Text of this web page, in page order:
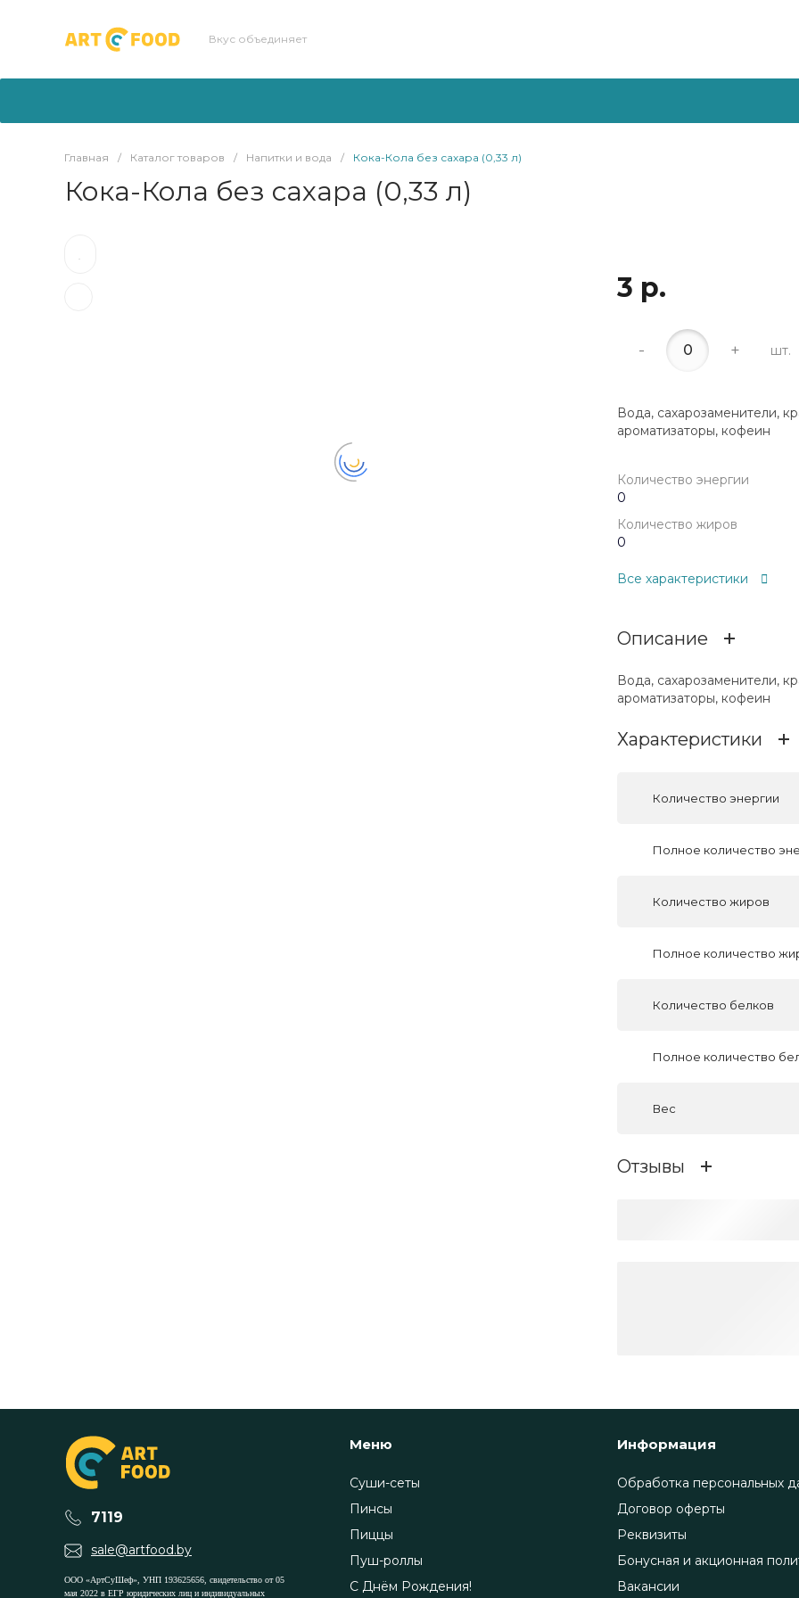
Вкус объединяет
Главная / Каталог товаров / Напитки и вода / Кока-Кола без сахара (0,33 л)
Кока-Кола без сахара (0,33 л)
3 р.
- + шт.
Вода, сахарозаменители,
ароматизаторы, кофеин
Количество энергии
0
Количество жиров
0
Все характеристики
Описание
Вода, сахарозаменители,
ароматизаторы, кофеин
Характеристики
Количество энергии
Полное количество
Количество жиров
Полное количество
Количество белков
Полное количество
Вес
Отзывы
7119
sale@artfood.by
ООО «АртСуШеф», УНП 193625656, свидетельство от 05
мая 2022 в ЕГР юридических лиц и индивидуальных
Меню
Суши-сеты
Пинсы
Пиццы
Пуш-роллы
С Днём Рождения!
Информация
Обработка персональных
Договор оферты
Реквизиты
Бонусная и акционная
Вакансии